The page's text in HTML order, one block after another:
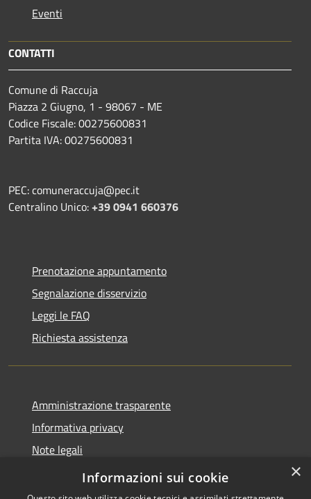
Eventi
CONTATTI
Comune di Raccuja
Piazza 2 Giugno, 1 - 98067 - ME
Codice Fiscale: 00275600831
Partita IVA: 00275600831
PEC: comuneraccuja@pec.it
Centralino Unico:+39 0941 660376
Prenotazione appuntamento
Segnalazione disservizio
Leggi le FAQ
Richiesta assistenza
Amministrazione trasparente
Informativa privacy
Note legali
Dichiarazione di accessibilità
×
Informazioni sui cookie